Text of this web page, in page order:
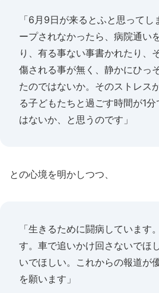
「6月9日が来るとふと思ってし
ープされなかったら、病院通い
り、有る事ない事書かれたり、
傷される事が無く、静かにひっ
たのではないか。そのストレス
る子どもたちと過ごす時間が1
はないか、と思うのです」
との心境を明かしつつ、
「生きるために闘病しています
す。車で追いかけ回さないでほ
いでほしい。これからの報道が
を願います」